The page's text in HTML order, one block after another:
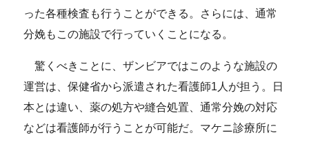
った各種検査も行うことができる。さらには、通常
分娩もこの施設で行っていくことになる。
驚くべきことに、ザンビアではこのような施設の
運営は、保健省から派遣された看護師1人が担う。日
本とは違い、薬の処方や縫合処置、通常分娩の対応
などは看護師が行うことが可能だ。マケニ診療所に